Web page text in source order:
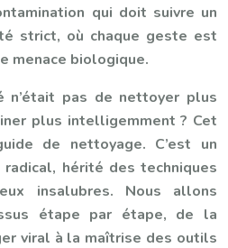
qui doit suivre un
strict, où chaque geste est
menace biologique.
pas de nettoyer plus
plus intelligemment ? Cet
de nettoyage. C’est un
hérité des techniques
insalubres. Nous allons
étape par étape, de la
viral à la maîtrise des outils